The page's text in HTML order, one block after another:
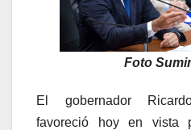
Foto
El gobernador
favoreció hoy en vista